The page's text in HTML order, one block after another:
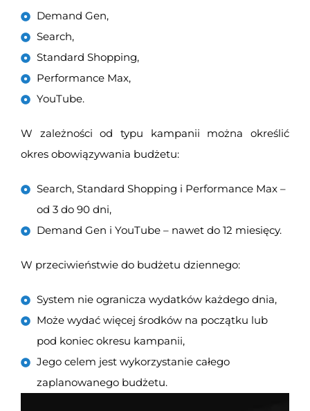
Demand Gen,
Search,
Standard Shopping,
Performance Max,
YouTube.
W zależności od typu kampanii można określić
okres obowiązywania budżetu:
Search, Standard Shopping i Performance Max –
od 3 do 90 dni,
Demand Gen i YouTube – nawet do 12 miesięcy.
W przeciwieństwie do budżetu dziennego:
System nie ogranicza wydatków każdego dnia,
Może wydać więcej środków na początku lub
pod koniec okresu kampanii,
Jego celem jest wykorzystanie całego
zaplanowanego budżetu.